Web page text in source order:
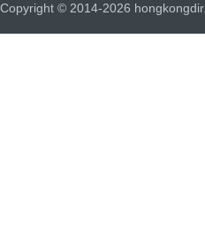
Copyright © 2014-2026